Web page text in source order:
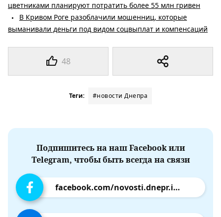
48
цветниками планируют потратить более 55 млн гривен
В Кривом Роге разоблачили мошенниц, которые
выманивали деньги под видом соцвыплат и компенсаций
Теги: #новости Днепра
Подпишитесь на наш Facebook или
Telegram, чтобы быть всегда на связи
facebook.com/novosti.dnepr.info